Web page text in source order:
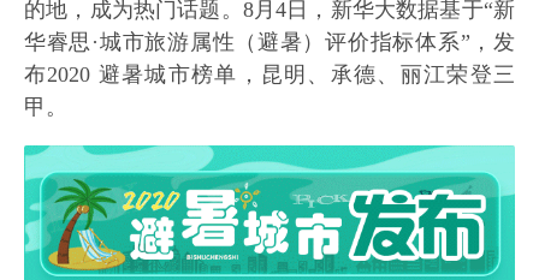
的地，成为热门话题。8月4日，新华大数据基于“新
华睿思·城市旅游属性（避暑）评价指标体系”，发
布2020 避暑城市榜单，昆明、承德、丽江荣登三
甲。